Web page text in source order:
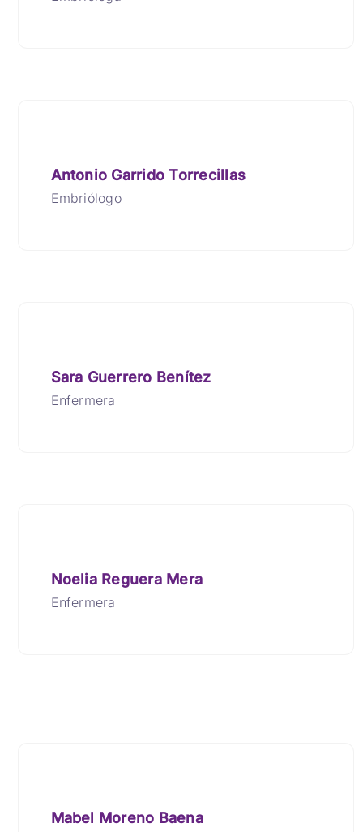
Antonio Garrido Torrecillas
Embriólogo
Sara Guerrero Benítez
Enfermera
Noelia Reguera Mera
Enfermera
Mabel Moreno Baena